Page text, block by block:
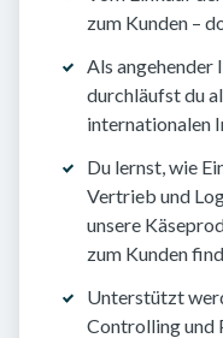
zum Kunden –
Als
durchläufst du
internationalen
Du lernst, wie
Vertrieb und
unsere
zum Kunden
Unterstützt
Controlling und